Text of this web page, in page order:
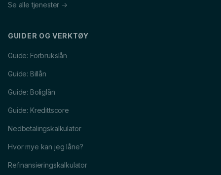
Se alle tjenester →
GUIDER OG VERKTØY
Guide: Forbrukslån
Guide: Billån
Guide: Boliglån
Guide: Kredittscore
Nedbetalingskalkulator
Hvor mye kan jeg låne?
Refinansieringskalkulator